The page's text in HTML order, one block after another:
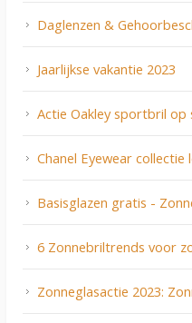
Daglenzen &
Jaarlijkse vakantie 2023
Actie Oakley sportbril op
Chanel Eyewear
Basisglazen gratis -
6 Zonnebriltrends voor
Zonneglasactie 2023: